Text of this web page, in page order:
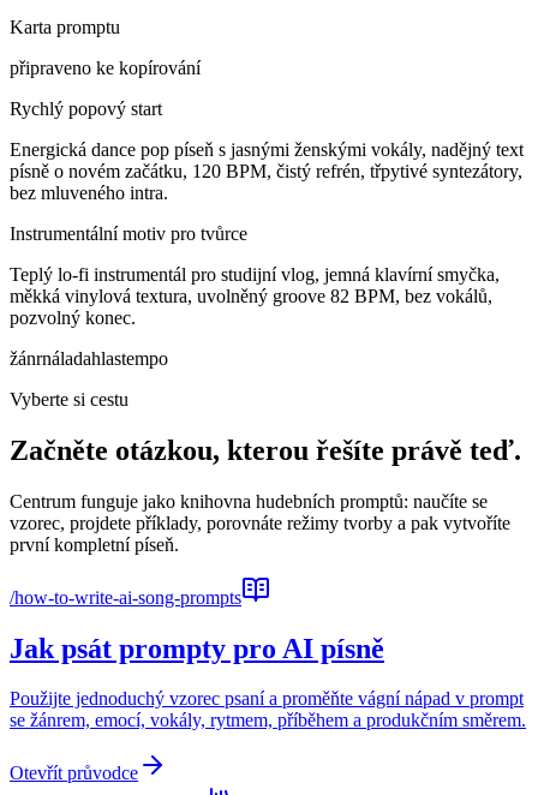
Karta promptu
připraveno ke kopírování
Rychlý popový start
Energická dance pop píseň s jasnými ženskými vokály, nadějný text
písně o novém začátku, 120 BPM, čistý refrén, třpytivé syntezátory,
bez mluveného intra.
Instrumentální motiv pro tvůrce
Teplý lo-fi instrumentál pro studijní vlog, jemná klavírní smyčka,
měkká vinylová textura, uvolněný groove 82 BPM, bez vokálů,
pozvolný konec.
žánrnáladahlastempo
Vyberte si cestu
Začněte otázkou, kterou řešíte právě teď.
Centrum funguje jako knihovna hudebních promptů: naučíte se
vzorec, projdete příklady, porovnáte režimy tvorby a pak vytvoříte
první kompletní píseň.
/how-to-write-ai-song-prompts
Jak psát prompty pro AI písně
Použijte jednoduchý vzorec psaní a proměňte vágní nápad v prompt
se žánrem, emocí, vokály, rytmem, příběhem a produkčním směrem.
Otevřít průvodce